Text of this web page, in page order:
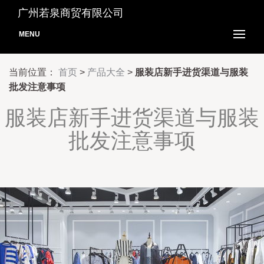
广州若泉商贸有限公司
MENU
当前位置： 首页 > 产品大全 > 服装店新手进货渠道与服装
批发注意事项
服装店新手进货渠道与服装
批发注意事项